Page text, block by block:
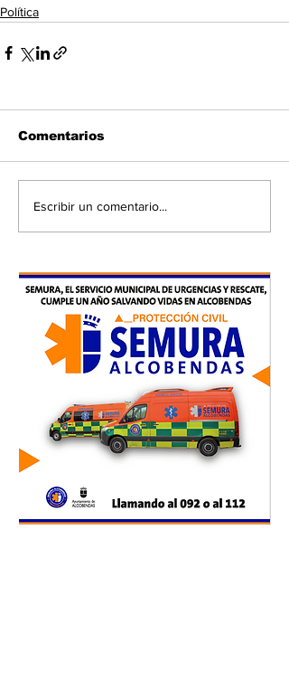
Política
Comentarios
Escribir un comentario...